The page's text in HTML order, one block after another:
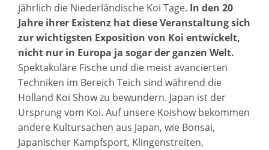
jährlich die Niederländische Koi Tage. In den 20
Jahre ihrer Existenz hat diese Veranstaltung sich
zur wichtigsten Exposition von Koi entwickelt,
nicht nur in Europa ja sogar der ganzen Welt.
Spektakuläre Fische und die meist avancierten
Techniken im Bereich Teich sind während die
Holland Koi Show zu bewundern. Japan ist der
Ursprung vom Koi. Auf unsere Koishow bekommen
andere Kultursachen aus Japan, wie Bonsai,
Japanischer Kampfsport, Klingenstreiten,